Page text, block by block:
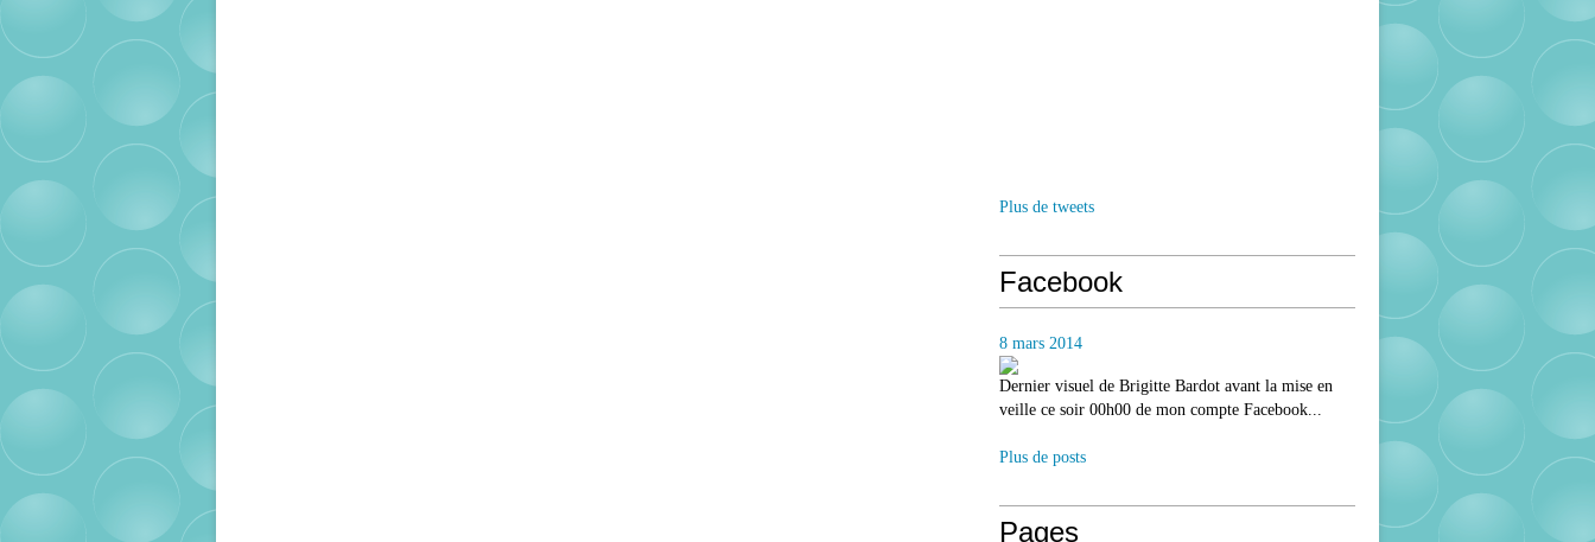
Plus de tweets
Facebook
8 mars 2014
Dernier visuel de Brigitte Bardot avant la mise en
veille ce soir 00h00 de mon compte Facebook...
Plus de posts
Pages